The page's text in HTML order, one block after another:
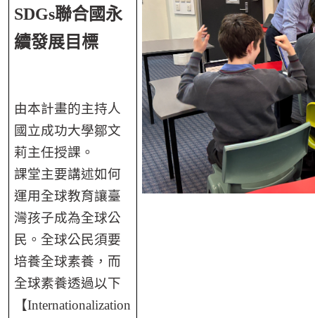
SDGs聯合國永
續發展目標
由本計畫的主持人
國立成功大學鄒文
莉主任授課。
課堂主要講述如何
運用全球教育讓臺
灣孩子成為全球公
民。全球公民須要
培養全球素養，而
全球素養透過以下
【Internationalization